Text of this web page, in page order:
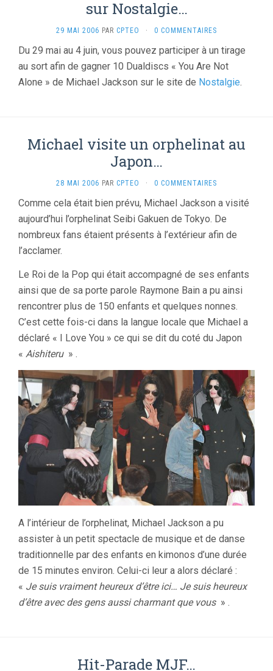
sur Nostalgie…
29 MAI 2006 PAR CPTEO · 0 COMMENTAIRES
Du 29 mai au 4 juin, vous pouvez participer à un tirage
au sort afin de gagner 10 Dualdiscs « You Are Not
Alone » de Michael Jackson sur le site de Nostalgie.
Michael visite un orphelinat au
Japon…
28 MAI 2006 PAR CPTEO · 0 COMMENTAIRES
Comme cela était bien prévu, Michael Jackson a visité
aujourd’hui l’orphelinat Seibi Gakuen de Tokyo. De
nombreux fans étaient présents à l’extérieur afin de
l’acclamer.
Le Roi de la Pop qui était accompagné de ses enfants
ainsi que de sa porte parole Raymone Bain a pu ainsi
rencontrer plus de 150 enfants et quelques nonnes.
C’est cette fois-ci dans la langue locale que Michael a
déclaré « I Love You » ce qui se dit du coté du Japon
« Aishiteru» .
A l’intérieur de l’orphelinat, Michael Jackson a pu
assister à un petit spectacle de musique et de danse
traditionnelle par des enfants en kimonos d’une durée
de 15 minutes environ. Celui-ci leur a alors déclaré :
« Je suis vraiment heureux d’être ici… Je suis heureux
d’être avec des gens aussi charmant que vous» .
Hit-Parade MJF…